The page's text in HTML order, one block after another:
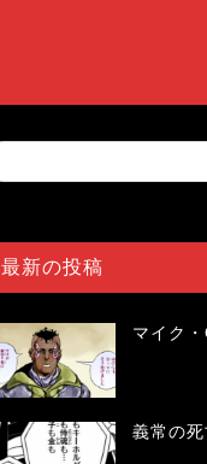
最新の投稿
マイク
義常の